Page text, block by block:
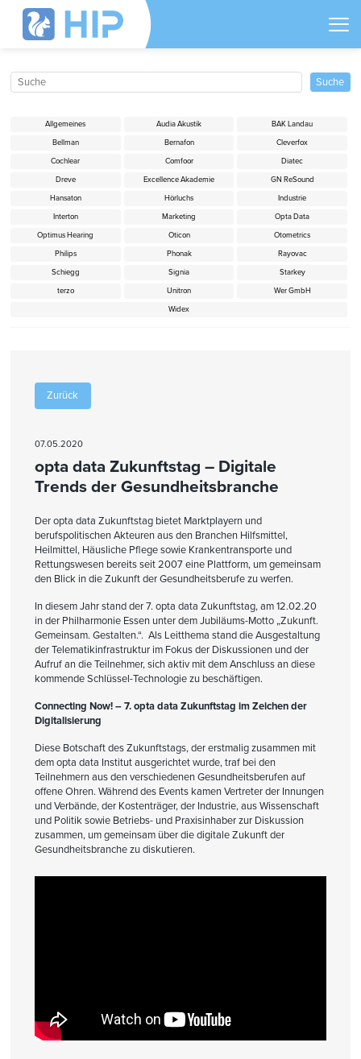
Zurück
07.05.2020
opta data Zukunftstag – Digitale
Trends der Gesundheitsbranche
Der opta data Zukunftstag bietet Marktplayern und
berufspolitischen Akteuren aus den Branchen Hilfsmittel,
Heilmittel, Häusliche Pflege sowie Krankentransporte und
Rettungswesen bereits seit 2007 eine Plattform, um gemeinsam
den Blick in die Zukunft der Gesundheitsberufe zu werfen.
In diesem Jahr stand der 7. opta data Zukunftstag, am 12.02.20
in der Philharmonie Essen unter dem Jubiläums-Motto „Zukunft.
Gemeinsam. Gestalten.“. Als Leitthema stand die Ausgestaltung
der Telematikinfrastruktur im Fokus der Diskussionen und der
Aufruf an die Teilnehmer, sich aktiv mit dem Anschluss an diese
kommende Schlüssel-Technologie zu beschäftigen.
Connecting Now! – 7. opta data Zukunftstag im Zeichen der
Digitalisierung
Diese Botschaft des Zukunftstags, der erstmalig zusammen mit
dem opta data Institut ausgerichtet wurde, traf bei den
Teilnehmern aus den verschiedenen Gesundheitsberufen auf
offene Ohren. Während des Events kamen Vertreter der Innungen
und Verbände, der Kostenträger, der Industrie, aus Wissenschaft
und Politik sowie Betriebs- und Praxisinhaber zur Diskussion
zusammen, um gemeinsam über die digitale Zukunft der
Gesundheitsbranche zu diskutieren.
Allgemeines Audia Akustik
BAK Landau
Bellman
Bernafon
Cleverfox
Cochlear
Comfoor
Diatec
Dreve
Excellence Akademie
GN ReSound
Hansaton
Hörluchs
Industrie
Interton
Marketing
Opta Data
Optimus Hearing
Oticon
Otometrics
Philips
Phonak
Rayovac
Schiegg
Signia
Starkey
terzo
Unitron
Wer GmbH
Widex